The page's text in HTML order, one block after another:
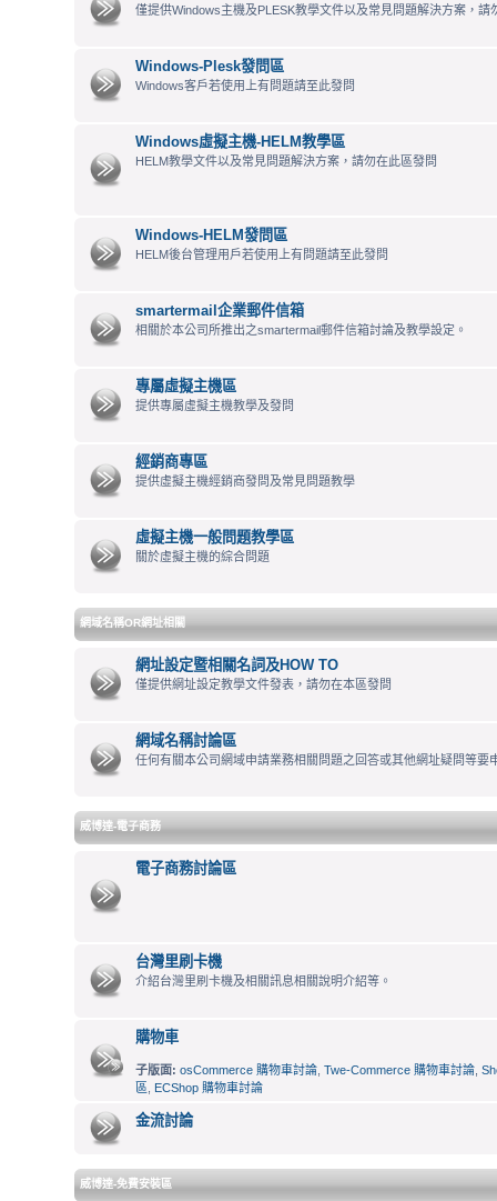
僅提供Windows主機及PLESK教學文件以及常見問題解決方案，請
Windows-Plesk發問區
Windows客戶若使用上有問題請至此發問
Windows虛擬主機-HELM教學區
HELM教學文件以及常見問題解決方案，請勿在此區發問
Windows-HELM發問區
HELM後台管理用戶若使用上有問題請至此發問
smartermail企業郵件信箱
相關於本公司所推出之smartermail郵件信箱討論及教學設定。
專屬虛擬主機區
提供專屬虛擬主機教學及發問
經銷商專區
提供虛擬主機經銷商發問及常見問題教學
虛擬主機一般問題教學區
關於虛擬主機的綜合問題
網域名稱OR網址相關
網址設定暨相關名詞及HOW TO
僅提供網址設定教學文件發表，請勿在本區發問
網域名稱討論區
任何有關本公司網域申請業務相關問題之回答或其他網址疑問等要
威博達-電子商務
電子商務討論區
台灣里刷卡機
介紹台灣里刷卡機及相關訊息相關說明介紹等。
購物車
子版面: osCommerce 購物車討論 Twe-Commerce 購物車討論
區
ECShop 購物車討論
金流討論
威博達-免費安裝區